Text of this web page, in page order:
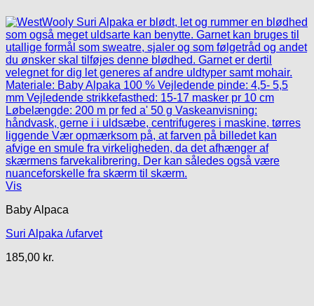
Vis
Baby Alpaca
Suri Alpaka /ufarvet
185,00 kr.